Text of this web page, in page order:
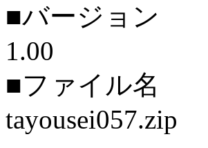
■バージョン
1.00
■ファイル名
tayousei057.zip